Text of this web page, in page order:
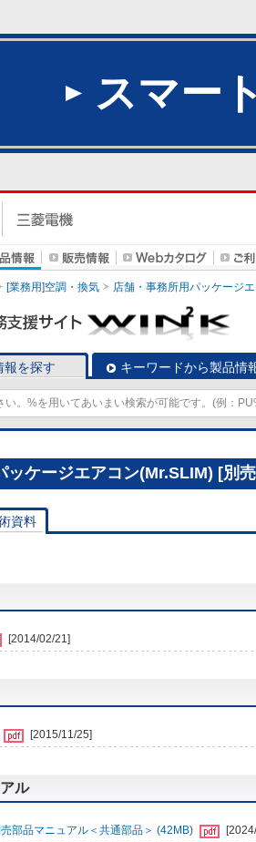
スマー
[業務用]空調・換気 店舗・事務所用パッケージ
報を探す キーワードから製品情
ッケージエアコン(Mr.SLIM) [別
資料
[2014/02/21]
[2015/11/25]
ル
部品マニュアル＜共通部品＞ (42MB)